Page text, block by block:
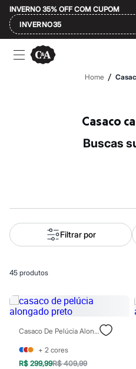
INVERNO 35% OFF COM CUPOM
INVERNO35
Ofertas
Compre por Departamento
Alfaiataria
Novidades
Roupas
Blusas e Camisetas
Casacos e Jaquetas
Macacões
Saias
Shorts e Bermudas
Vestidos
Bolsas
Bonés e Chapéus
Home /
Casaco
buscas
Filtrar por
45 produtos
Casaco De Pelúcia Alongado Preto
+ 2 cores
R$ 299,99R$ 409,99